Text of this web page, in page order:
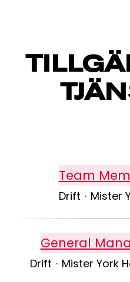
Team
Drift · Mister
General
Drift · Mister York